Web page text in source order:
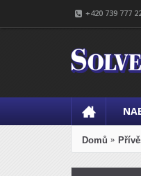
+420 739 777
Domů